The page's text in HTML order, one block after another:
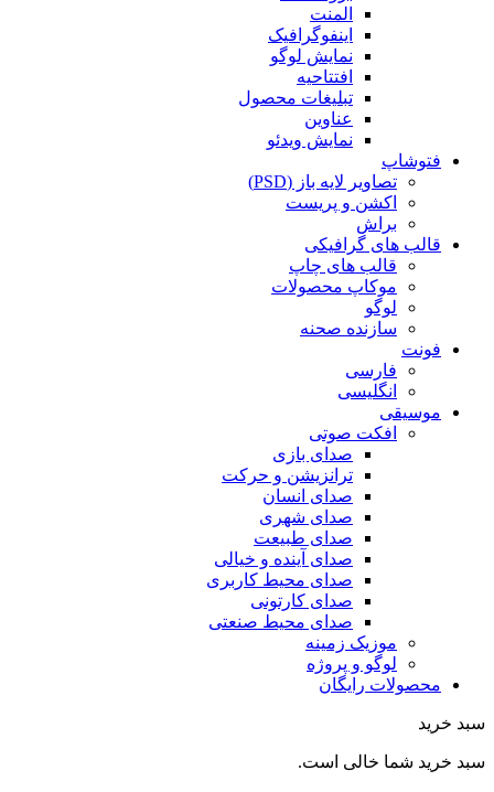
المنت
اینفوگرافیک
نمایش لوگو
افتتاحیه
تبلیغات محصول
عناوین
نمایش ویدئو
فتوشاپ
تصاویر لایه باز (PSD)
اکشن و پریست
براش
قالب های گرافیکی
قالب های چاپ
موکاپ محصولات
لوگو
سازنده صحنه
فونت
فارسی
انگلیسی
موسیقی
افکت صوتی
صدای بازی
ترانزیشن و حرکت
صدای انسان
صدای شهری
صدای طبیعت
صدای آینده و خیالی
صدای محیط کاربری
صدای کارتونی
صدای محیط صنعتی
موزیک زمینه
لوگو و پروژه
محصولات رایگان
سبد خرید
سبد خرید شما خالی است.